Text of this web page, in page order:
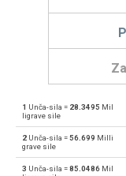
ozf
dyn
ozf
1 Unča-sila = 28.3495 Mil
ligrave sile
2 Unča-sila =56.699 Milli
grave sile
3 Unča-sila =85.0486 Mil